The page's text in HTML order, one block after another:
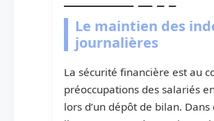
Le maintien des
journalières
La sécurité financière est au
préoccupations des salariés
lors d’un dépôt de bilan.